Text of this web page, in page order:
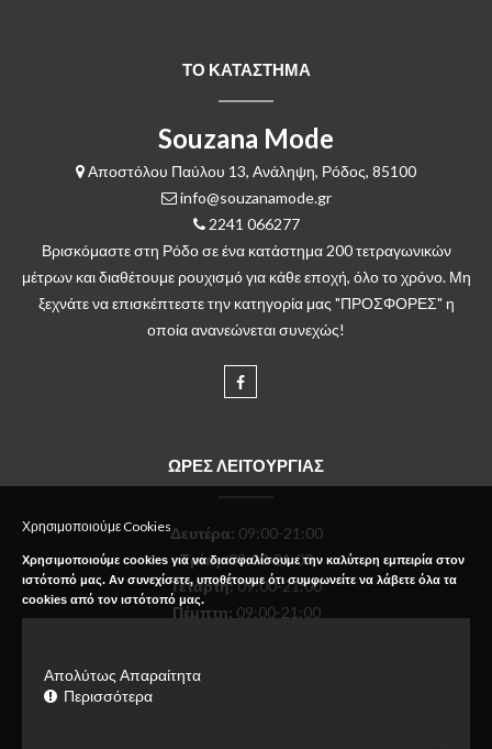
ΤΟ ΚΑΤΑΣΤΗΜΑ
Souzana Mode
Αποστόλου Παύλου 13, Ανάληψη, Ρόδος, 85100
info@souzanamode.gr
2241 066277
Βρισκόμαστε στη Ρόδο σε ένα κατάστημα 200 τετραγωνικών
μέτρων και διαθέτουμε ρουχισμό για κάθε εποχή, όλο το χρόνο. Μη
ξεχνάτε να επισκέπτεστε την κατηγορία μας "ΠΡΟΣΦΟΡΕΣ" η
οποία ανανεώνεται συνεχώς!
ΩΡΕΣ ΛΕΙΤΟΥΡΓΙΑΣ
Δευτέρα: 09:00-21:00
Τρίτη:09:00-21:00
Τετάρτη:09:00-21:00
Πέμπτη: 09:00-21:00
Χρησιμοποιούμε Cookies
Χρησιμοποιούμε cookies για να διασφαλίσουμε την καλύτερη εμπειρία στον
ιστότοπό μας. Αν συνεχίσετε, υποθέτουμε ότι συμφωνείτε να λάβετε όλα τα
cookies από τον ιστότοπό μας.
Απολύτως Απαραίτητα
Περισσότερα